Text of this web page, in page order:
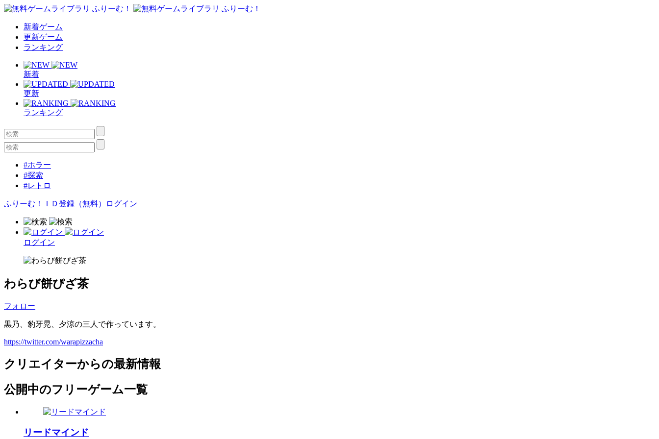
新着ゲーム
更新ゲーム
ランキング
新着
更新
ランキング
#ホラー
#探索
#レトロ
ふりーむ！ＩＤ登録（無料） ログイン
ログイン
わらび餅ぴざ茶
フォロー
黒乃、豹牙晃、夕涼の三人で作っています。
https://twitter.com/warapizzacha
クリエイターからの最新情報
公開中のフリーゲーム一覧
リードマインド